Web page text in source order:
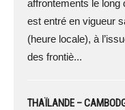
affrontements le long
est entré en vigueur
(heure locale), à
des frontiè...
THAÏLANDE –